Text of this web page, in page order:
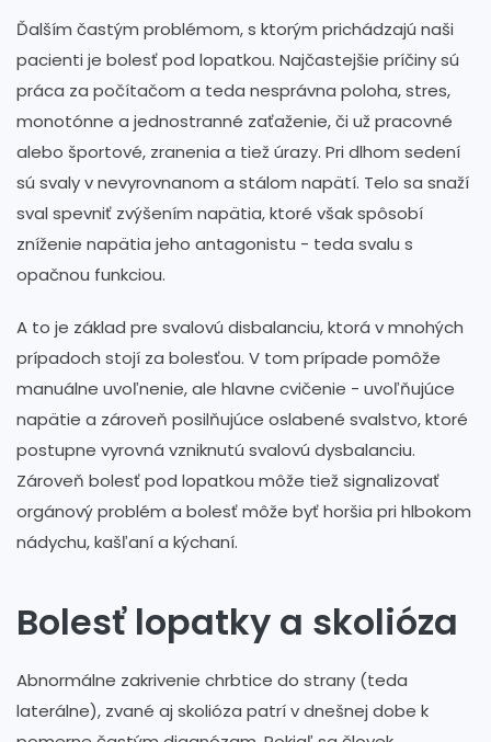
Ďalším častým problémom, s ktorým prichádzajú naši
pacienti je bolesť pod lopatkou. Najčastejšie príčiny sú
práca za počítačom a teda nesprávna poloha, stres,
monotónne a jednostranné zaťaženie, či už pracovné
alebo športové, zranenia a tiež úrazy. Pri dlhom sedení
sú svaly v nevyrovnanom a stálom napätí. Telo sa snaží
sval spevniť zvýšením napätia, ktoré však spôsobí
zníženie napätia jeho antagonistu - teda svalu s
opačnou funkciou.
A to je základ pre svalovú disbalanciu, ktorá v mnohých
prípadoch stojí za bolesťou. V tom prípade pomôže
manuálne uvoľnenie, ale hlavne cvičenie - uvoľňujúce
napätie a zároveň posilňujúce oslabené svalstvo, ktoré
postupne vyrovná vzniknutú svalovú dysbalanciu.
Zároveň bolesť pod lopatkou môže tiež signalizovať
orgánový problém a bolesť môže byť horšia pri hlbokom
nádychu, kašľaní a kýchaní.
Bolesť lopatky a skolióza
Abnormálne zakrivenie chrbtice do strany (teda
laterálne), zvané aj skolióza patrí v dnešnej dobe k